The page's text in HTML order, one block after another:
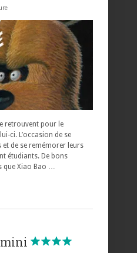
retrouvent pour le
ci. L’occasion de se
de se remémorer leurs
étudiants. De bons
que Xiao Bao …